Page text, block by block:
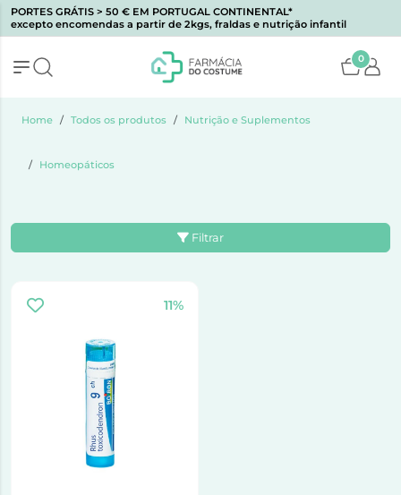
PORTES GRÁTIS > 50 € EM PORTUGAL CONTINENTAL*
excepto encomendas a partir de 2kgs, fraldas e nutrição infantil
0
Home Todos os produtos Nutrição e Suplementos
Homeopáticos
Filtrar
11%